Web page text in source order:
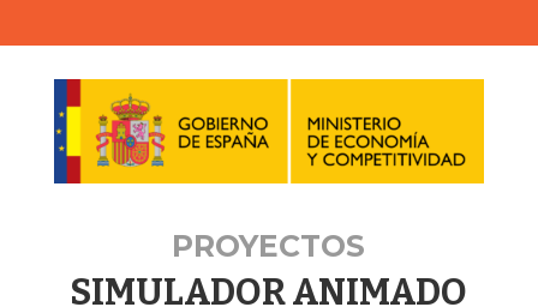
PROYECTOS
SIMULADOR ANIMADO